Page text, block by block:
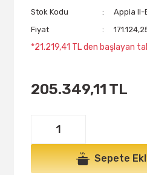
Stok Kodu
Appia II-
Fiyat
*21.219,41 TL den başlayan
205.349,11 TL
Sepete